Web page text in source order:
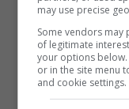
may use precise
Some vendors
of legitimate
your options
or in the site menu
and cookie settings.